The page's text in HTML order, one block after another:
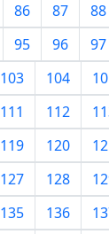
86 87 88
95 96 97
103 104
111 112
119 120
127 128
135 136